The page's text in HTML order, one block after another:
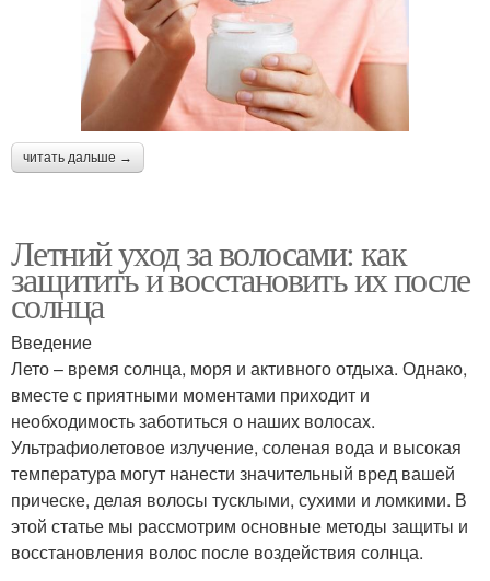
читать дальше →
Летний уход за волосами: как
защитить и восстановить их после
солнца
Введение
Лето – время солнца, моря и активного отдыха. Однако,
вместе с приятными моментами приходит и
необходимость заботиться о наших волосах.
Ультрафиолетовое излучение, соленая вода и высокая
температура могут нанести значительный вред вашей
прическе, делая волосы тусклыми, сухими и ломкими. В
этой статье мы рассмотрим основные методы защиты и
восстановления волос после воздействия солнца.